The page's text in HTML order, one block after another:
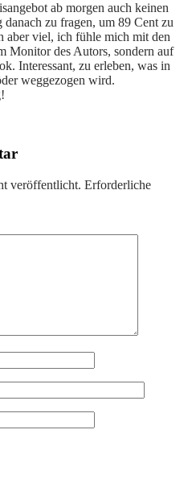
ab morgen auch keinen
zu fragen, um 89 Cent zu
aber viel, ich fühle mich mit den
Monitor des Autors, sondern auf
Interessant, zu erleben, was in
weggezogen wird.
veröffentlicht. Erforderliche